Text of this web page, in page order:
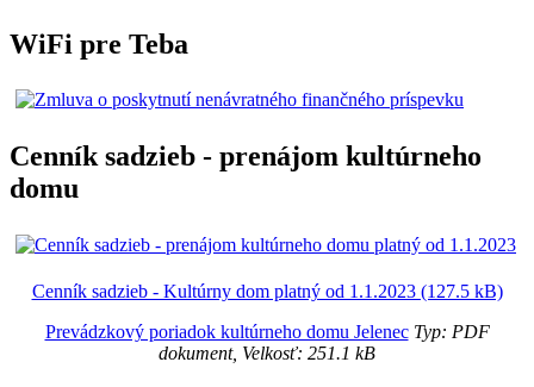
WiFi pre Teba
Cenník sadzieb - prenájom kultúrneho
domu
Cenník sadzieb - Kultúrny dom platný od 1.1.2023 (127.5 kB)
Prevádzkový poriadok kultúrneho domu JelenecTyp: PDF
dokument, Velkosť: 251.1 kB